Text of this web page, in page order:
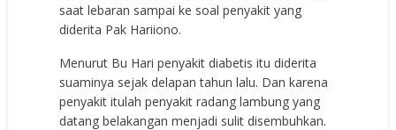
saat lebaran sampai ke soal penyakit yang
diderita Pak Hariiono.
Menurut Bu Hari penyakit diabetis itu diderita
suaminya sejak delapan tahun lalu. Dan karena
penyakit itulah penyakit radang lambung yang
datang belakangan menjadi sulit disembuhkan.